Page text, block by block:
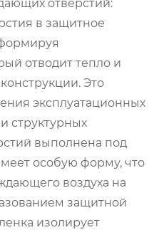
отверстий:
в защитное
отводит тепло и
Это
эксплуатационных
структурных
выполнена под
особую форму, что
воздуха на
защитной
изолирует